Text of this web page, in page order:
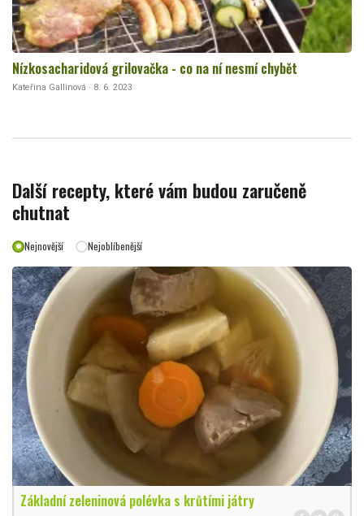
Nízkosacharidová grilovačka - co na ní nesmí chybět
Kateřina Gallinová · 8. 6. 2023
Další recepty, které vám budou zaručeně
chutnat
Nejnovější Nejoblíbenější
Základní zeleninová polévka s krůtími játry